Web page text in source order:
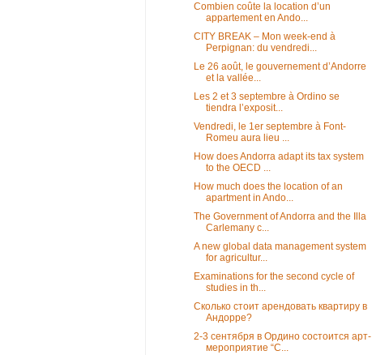
Combien coûte la location d’un
appartement en Ando...
CITY BREAK – Mon week-end à
Perpignan: du vendredi...
Le 26 août, le gouvernement d’Andorre
et la vallée...
Les 2 et 3 septembre à Ordino se
tiendra l’exposit...
Vendredi, le 1er septembre à Font-
Romeu aura lieu ...
How does Andorra adapt its tax system
to the OECD ...
How much does the location of an
apartment in Ando...
The Government of Andorra and the Illa
Carlemany c...
A new global data management system
for agricultur...
Examinations for the second cycle of
studies in th...
Сколько стоит арендовать квартиру в
Андорре?
2-3 сентября в Ордино состоится арт-
мероприятие “С...